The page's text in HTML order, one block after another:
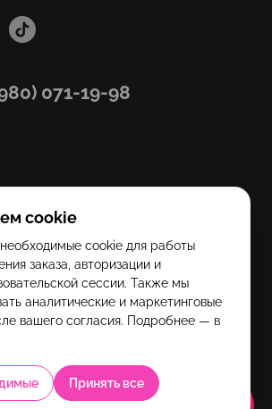
071-19-98
cookie
cookie для работы
заказа, авторизации и
сессии. Также мы
аналитические и маркетинговые
вашего согласия. Подробнее — в
Принять все